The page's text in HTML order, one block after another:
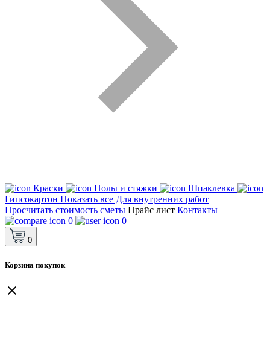
Краски Полы и стяжки
Шпаклевка
Гипсокартон Показать все Для внутренних работ
Просчитать стоимость сметы Прайс лист Контакты
0
0
0
Корзина покупок